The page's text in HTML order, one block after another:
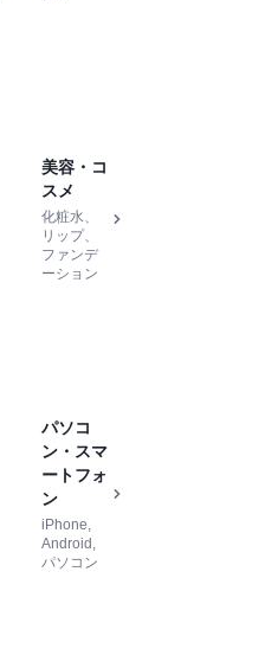
美容・コ
スメ
化粧水、
リップ、
ファンデ
ーション
パソコ
ン・スマ
ートフォ
ン
iPhone,
Android,
パソコン